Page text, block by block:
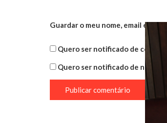
Guardar o meu nome, email e
Quero ser notificado de
Quero ser notificado de novos